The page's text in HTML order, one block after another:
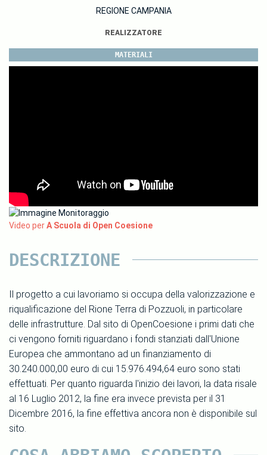
REGIONE CAMPANIA
REALIZZATORE
MATERIALI
Video perA Scuola di Open Coesione
DESCRIZIONE
Il progetto a cui lavoriamo si occupa della valorizzazione e
riqualificazione del Rione Terra di Pozzuoli, in particolare
delle infrastrutture. Dal sito di OpenCoesione i primi dati che
ci vengono forniti riguardano i fondi stanziati dall'Unione
Europea che ammontano ad un finanziamento di
30.240.000,00 euro di cui 15.976.494,64 euro sono stati
effettuati. Per quanto riguarda l'inizio dei lavori, la data risale
al 16 Luglio 2012, la fine era invece prevista per il 31
Dicembre 2016, la fine effettiva ancora non è disponibile sul
sito.